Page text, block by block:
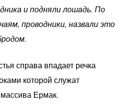
и подняли лошадь. По
проводники, назвали это
справа впадает речка
которой служат
Ермак.